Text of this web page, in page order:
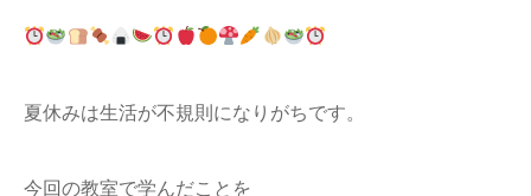
夏休みは生活が不規則になりがちです。
今回の教室で学んだことを